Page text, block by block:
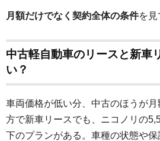
月額だけでなく契約全体の条件を見
中古軽自動車のリースと新車
い？
車両価格が低い分、中古のほうが
方で新車リースでも、ニコノリの
下のプランがある。車種の状態や